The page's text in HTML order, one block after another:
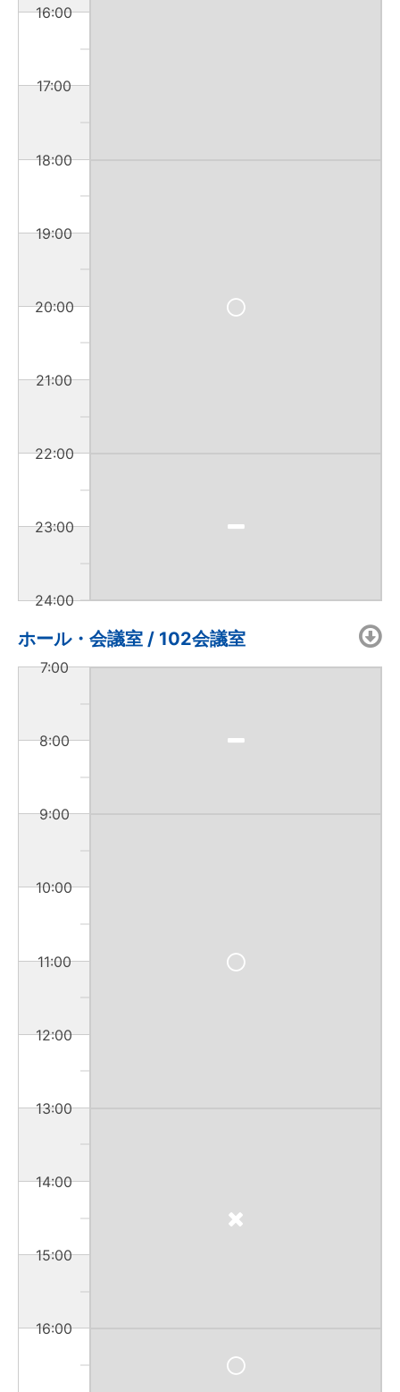
16:00
17:00
18:00
19:00
20:00
21:00
22:00
23:00
24:00
ホール・会議室 / 102会議室
7:00
8:00
9:00
10:00
11:00
12:00
13:00
14:00
15:00
16:00